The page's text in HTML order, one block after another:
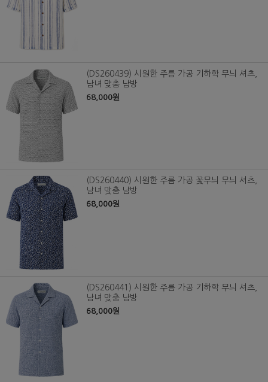
(DS260439) 시원한 주름 가공 기하학 무늬 셔츠,
남녀 맞춤 남방
68,000원
(DS260440) 시원한 주름 가공 꽃무늬 무늬 셔츠,
남녀 맞춤 남방
68,000원
(DS260441) 시원한 주름 가공 기하학 무늬 셔츠,
남녀 맞춤 남방
68,000원